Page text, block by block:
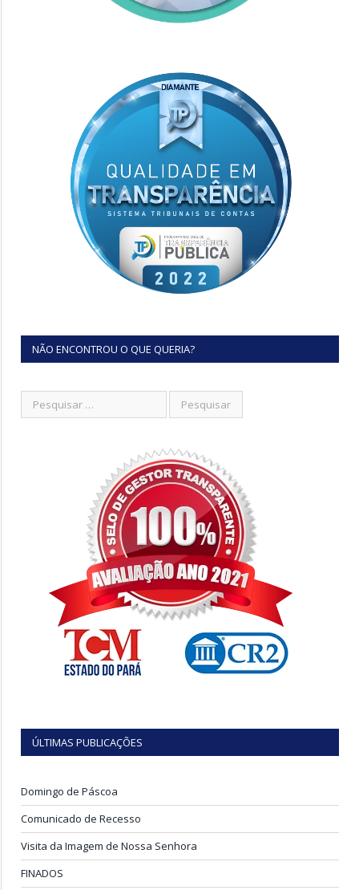
NÃO ENCONTROU O QUE QUERIA?
ÚLTIMAS PUBLICAÇÕES
Domingo de Páscoa
Comunicado de Recesso
Visita da Imagem de Nossa Senhora
FINADOS